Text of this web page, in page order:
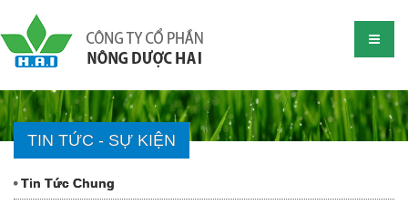
TIN TỨC - SỰ KIỆN
Tin Tức Chung